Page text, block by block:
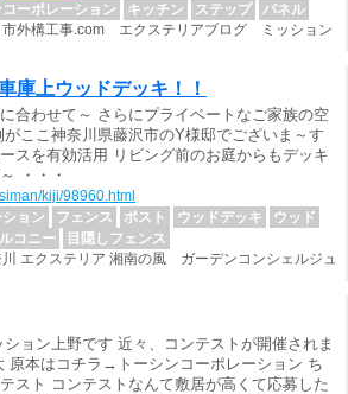
コーポレーション キッチン ステップ
パネル
外構工事.com エクステリアブログ ミッション
上ウッドデッキ！！
合わせて～ さらにプライベートなご家族の空
ここ神奈川県藤沢市のY様邸でございま～す
スを有効活用 リビング前のお庭からもデッキ
・・・
kiji/98960.html
ション フェンス ポスト ウッドデッキ
ウッド
コニー
目隠しフェンス
エクステリア 湘南の風 ガーデンコンシェルジュ
ョン上野です 近々、コンテストが開催されま
原本はコチラ→トーシンコーポレーション ち
スト コンテストなんて敷居が高くて応募した